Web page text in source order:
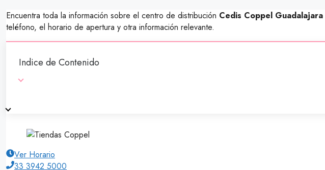
Encuentra toda la información sobre el centro de distribución Cedis Coppel Guadalajara
teléfono, el horario de apertura y otra información relevante.
Indice de Contenido
Ver Horario
33 3942 5000